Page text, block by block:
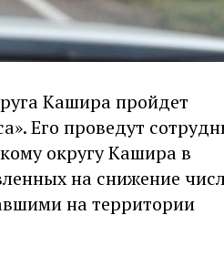
Кашира пройдет
Его проведут
округу Кашира в
на снижение
на территории